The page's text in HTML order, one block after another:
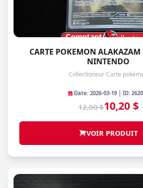
CARTE POKEMON
NINTENDO
Collectioneur/Carte
Date: 2026-03-19 | ID:
12,00 $10,20 $
VOIR PRODUIT